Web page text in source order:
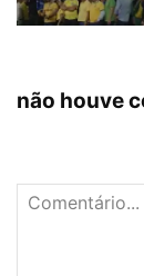
não houve